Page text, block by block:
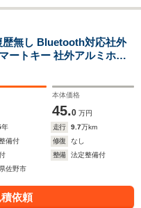
無し Bluetooth対応社外
ートキー 社外アルミホィ
本体価格
45.0 万円
年 走行 9.7万km
備付 修復
なし
整備
法定整備付
佐野市
依頼